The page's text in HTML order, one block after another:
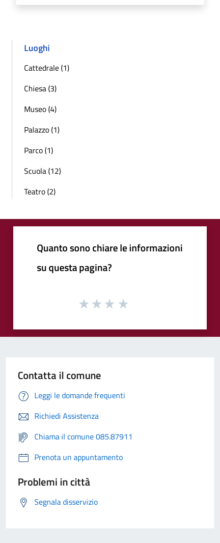
Luoghi
Cattedrale (1)
Chiesa (3)
Museo (4)
Palazzo (1)
Parco (1)
Scuola (12)
Teatro (2)
Quanto sono chiare le informazioni
su questa pagina?
Contatta il comune
Leggi le domande frequenti
Richiedi Assistenza
Chiama il comune 085.87911
Prenota un appuntamento
Problemi in città
Segnala disservizio